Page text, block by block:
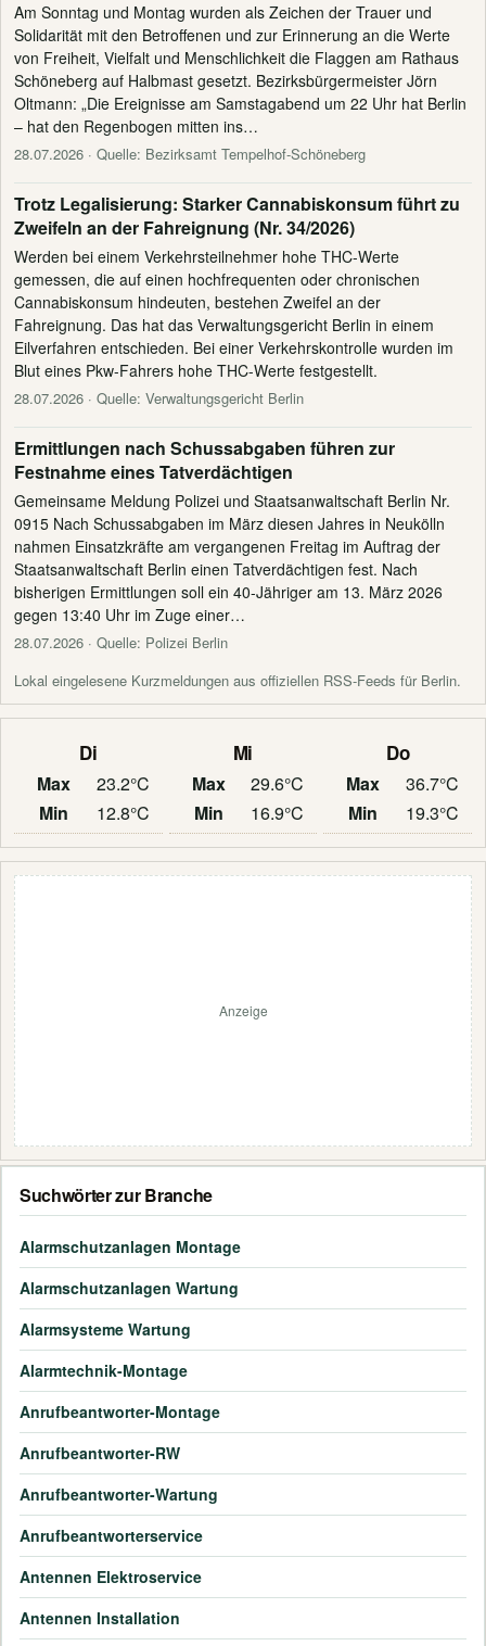
Am Sonntag und Montag wurden als Zeichen der Trauer und
Solidarität mit den Betroffenen und zur Erinnerung an die Werte
von Freiheit, Vielfalt und Menschlichkeit die Flaggen am Rathaus
Schöneberg auf Halbmast gesetzt. Bezirksbürgermeister Jörn
Oltmann: „Die Ereignisse am Samstagabend um 22 Uhr hat Berlin
– hat den Regenbogen mitten ins…
28.07.2026 · Quelle: Bezirksamt Tempelhof-Schöneberg
Trotz Legalisierung: Starker Cannabiskonsum führt zu
Zweifeln an der Fahreignung (Nr. 34/2026)
Werden bei einem Verkehrsteilnehmer hohe THC-Werte
gemessen, die auf einen hochfrequenten oder chronischen
Cannabiskonsum hindeuten, bestehen Zweifel an der
Fahreignung. Das hat das Verwaltungsgericht Berlin in einem
Eilverfahren entschieden. Bei einer Verkehrskontrolle wurden im
Blut eines Pkw-Fahrers hohe THC-Werte festgestellt.
28.07.2026 · Quelle: Verwaltungsgericht Berlin
Ermittlungen nach Schussabgaben führen zur
Festnahme eines Tatverdächtigen
Gemeinsame Meldung Polizei und Staatsanwaltschaft Berlin Nr.
0915 Nach Schussabgaben im März diesen Jahres in Neukölln
nahmen Einsatzkräfte am vergangenen Freitag im Auftrag der
Staatsanwaltschaft Berlin einen Tatverdächtigen fest. Nach
bisherigen Ermittlungen soll ein 40-Jähriger am 13. März 2026
gegen 13:40 Uhr im Zuge einer…
28.07.2026 · Quelle: Polizei Berlin
Lokal eingelesene Kurzmeldungen aus offiziellen RSS-Feeds für Berlin.
Di
Max
23.2°C
Min
12.8°C
Mi
Max
29.6°C
Min
16.9°C
Do
Max
36.7°C
Min
19.3°C
Anzeige
Suchwörter zur Branche
Alarmschutzanlagen Montage
Alarmschutzanlagen Wartung
Alarmsysteme Wartung
Alarmtechnik-Montage
Anrufbeantworter-Montage
Anrufbeantworter-RW
Anrufbeantworter-Wartung
Anrufbeantworterservice
Antennen Elektroservice
Antennen Installation